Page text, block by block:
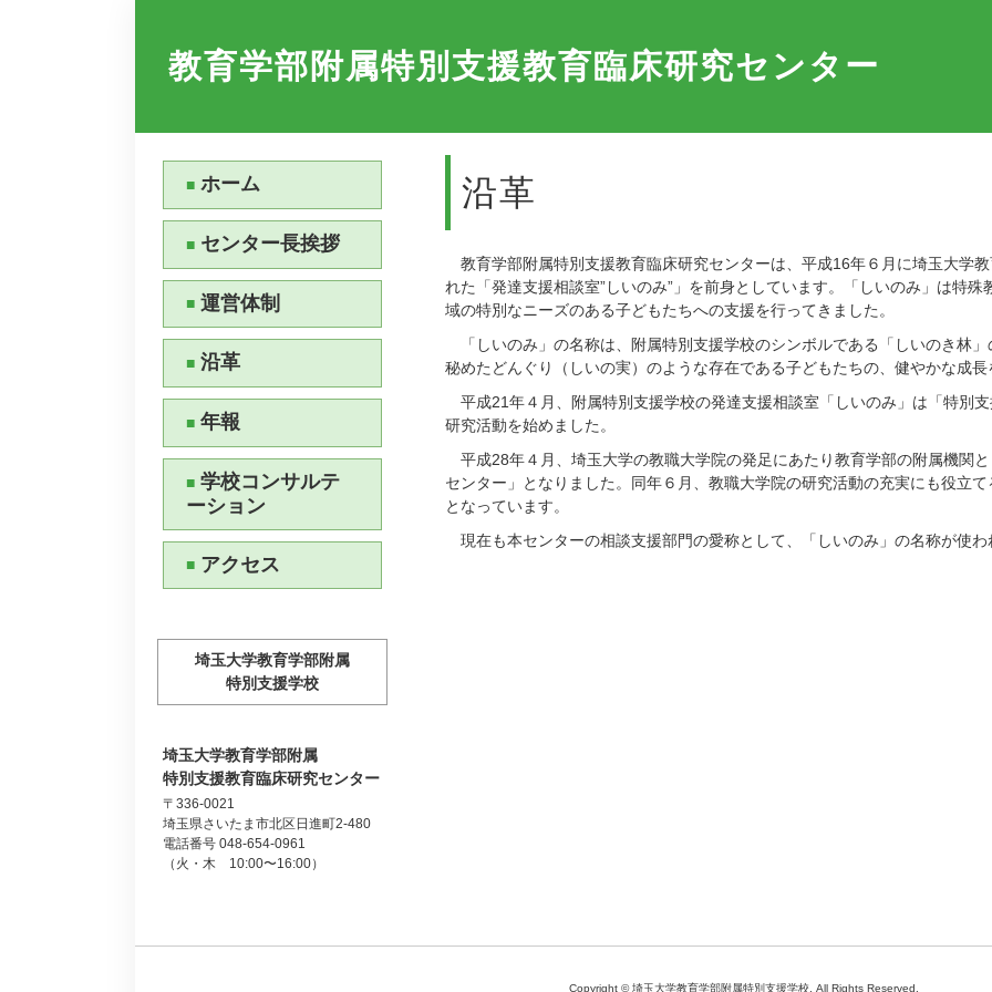
教育学部附属特別支援教育臨床研究センター
沿革
教育学部附属特別支援教育臨床研究センターは、平成16年６月に埼玉大学
れた「発達支援相談室”しいのみ”」を前身としています。「しいのみ」は特
域の特別なニーズのある子どもたちへの支援を行ってきました。
「しいのみ」の名称は、附属特別支援学校のシンボルである「しいのき林
秘めたどんぐり（しいの実）のような存在である子どもたちの、健やかな成
平成21年４月、附属特別支援学校の発達支援相談室「しいのみ」は「特別
研究活動を始めました。
平成28年４月、埼玉大学の教職大学院の発足にあたり教育学部の附属機関
センター」となりました。同年６月、教職大学院の研究活動の充実にも役立
となっています。
現在も本センターの相談支援部門の愛称として、「しいのみ」の名称が使わ
ホーム
センター長挨拶
運営体制
沿革
年報
学校コンサルテ
ーション
アクセス
埼玉大学教育学部附属
特別支援学校
埼玉大学教育学部附属
特別支援教育臨床研究センター
〒336-0021
埼玉県さいたま市北区日進町2-480
電話番号 048-654-0961
（火・木 10:00〜16:00）
Copyright © 埼玉大学教育学部附属特別支援学校. All Rights Reserved.